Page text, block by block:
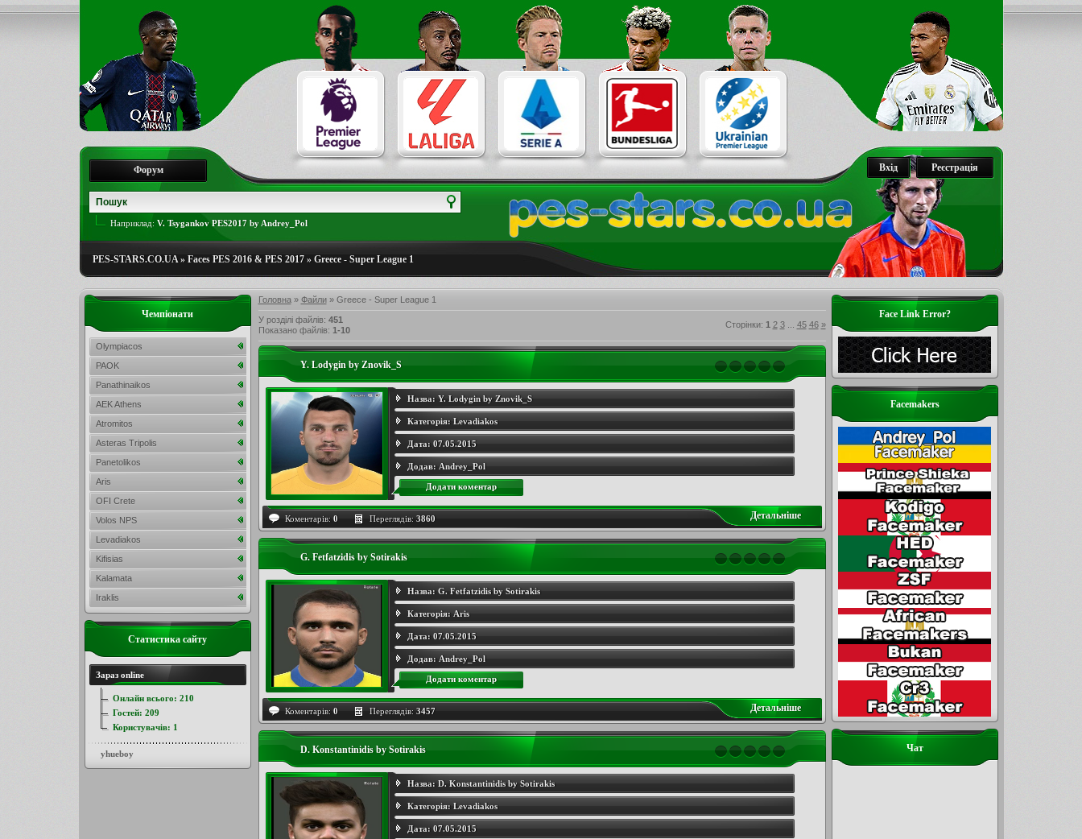
Реєстрація
Вхід
Форум
Наприклад: V. Tsygankov PES2017 by Andrey_Pol
PES-STARS.CO.UA» Faces PES 2016 & PES 2017» Greece - Super League 1
Головна» Файли» Greece - Super League 1
У розділі файлів: 451
Показано файлів: 1-10
Сторінки: 1 2 3 45 46 »
Y. Lodygin by Znovik_S
Назва: Y. Lodygin by Znovik_S
Категорія: Levadiakos
Дата: 07.05.2015
Додав: Andrey_Pol
Додати коментар
Коментарів: 0 Переглядів: 3860 Детальнiше
G. Fetfatzidis by Sotirakis
Назва: G. Fetfatzidis by Sotirakis
Категорія: Aris
Дата: 07.05.2015
Додав: Andrey_Pol
Додати коментар
Коментарів: 0 Переглядів: 3457 Детальнiше
D. Konstantinidis by Sotirakis
Назва: D. Konstantinidis by Sotirakis
Категорія: Levadiakos
Дата: 07.05.2015
Face Link Error?
Facemakers
Чат
Чемпіонати
Olympiacos
PAOK
Panathinaikos
AEK Athens
Atromitos
Asteras Tripolis
Panetolikos
Aris
OFI Crete
Volos NPS
Levadiakos
Kifisias
Kalamata
Iraklis
Статистика сайту
Зараз online
Онлайн всього: 210
Гостей: 209
Користувачів: 1
yhueboy